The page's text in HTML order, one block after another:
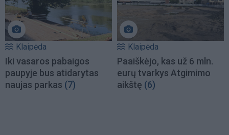
Klaipėda
Iki vasaros pabaigos
paupyje bus atidarytas
naujas parkas (7)
Klaipėda
Paaiškėjo, kas už 6 mln.
eurų tvarkys Atgimimo
aikštę (6)